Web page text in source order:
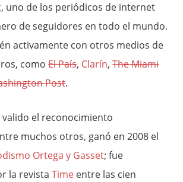
, uno de los periódicos de internet
de seguidores en todo el mundo.
activamente con otros medios de
comoEl País, Clarín,The Miami
Post.
el reconocimiento
muchos otros, ganó en 2008 el
Ortega y Gasset; fue
la revistaTime entre las cien